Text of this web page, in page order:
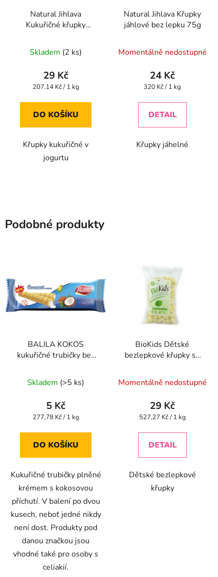
Natural Jihlava
Kukuřičné křupky
hodnocení
produktu
je
z
Skladem (2 ks)
29 Kč
Měrná
207,14 Kč / 1 kg
DO KOŠÍKU
Křupky kukuřičné v
jogurtu
Natural Jihlava Křupky
jáhlové bez lepku 75g
Momentálně nedostupné
24 Kč
Měrná
320 Kč / 1 kg
DETAIL
Křupky jáhelné
Podobné produkty
BALILA KOKOS
kukuřičné trubičky bez
hodnocení
produktu
je
z
Skladem (>5 ks)
5 Kč
Měrná
277,78 Kč / 1 kg
DO KOŠÍKU
Kukuřičné trubičky plněné
krémem s kokosovou
příchutí. V balení po dvou
kusech, neboť jedné nikdy
není dost. Produkty pod
danou značkou jsou
vhodné také pro osoby s
celiakií.
BioKids Dětské
bezlepkové křupky se
Momentálně nedostupné
29 Kč
Měrná
527,27 Kč / 1 kg
DETAIL
Dětské bezlepkové
křupky